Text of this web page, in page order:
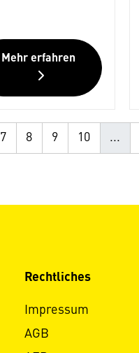
Mehr erfahren
7 8 9 10 ...
Rechtliches
Impressum
AGB